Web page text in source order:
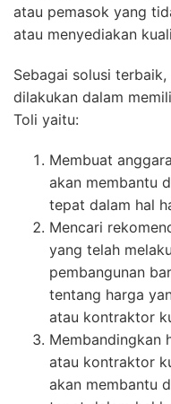
atau pemasok yang
atau menyediakan
Sebagai solusi
dilakukan dalam
Toli yaitu:
Membuat
akan membantu
tepat dalam hal
Mencari
yang telah
pembangunan
tentang harga
atau kontraktor
Membandingkan
atau kontraktor
akan membantu